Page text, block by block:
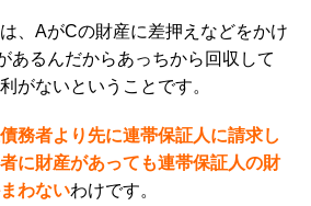
、AがCの財産に差押えなどをかけ
あるんだからあっちから回収して
がないということです。
務者より先に連帯保証人に請求し
に財産があっても連帯保証人の財
わないわけです。